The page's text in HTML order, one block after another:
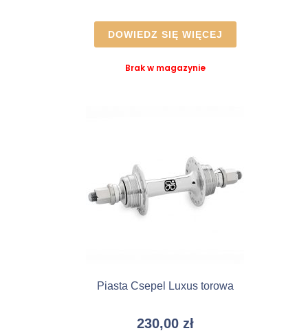
DOWIEDZ SIĘ WIĘCEJ
Brak w magazynie
Piasta Csepel Luxus torowa
230,00 zł